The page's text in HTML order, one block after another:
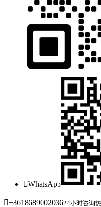
WhatsApp
+861868900203624小时咨询